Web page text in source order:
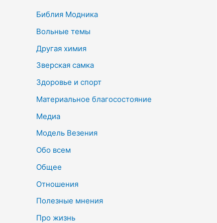
Библия Модника
Вольные темы
Другая химия
Зверская самка
Здоровье и спорт
Материальное благосостояние
Медиа
Модель Везения
Обо всем
Общее
Отношения
Полезные мнения
Про жизнь